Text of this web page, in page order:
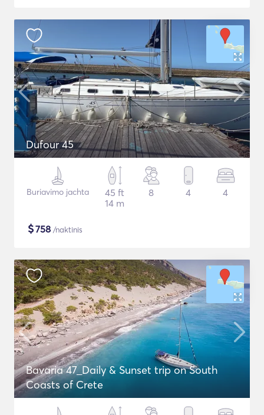
Dufour 45
Buriavimo jachta
45 ft
14 m
8 4 4
$758 /naktinis
Bavaria 47_Daily & Sunset trip on South
Coasts of Crete